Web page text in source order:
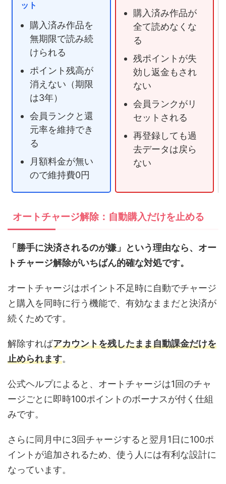
ット
購入済み作品を
無期限で読み続
けられる
ポイント残高が
消えない（期限
は3年）
会員ランクと還
元率を維持でき
る
月額料金が無い
ので維持費0円
購入済み作品が
全て読めなくな
る
残ポイントが失
効し返金もされ
ない
会員ランクがリ
セットされる
再登録しても過
去データは戻ら
ない
オートチャージ解除：自動購入だけを止める
「勝手に決済されるのが嫌」という理由なら、オー
トチャージ解除がいちばん的確な対処です。
オートチャージはポイント不足時に自動でチャージ
と購入を同時に行う機能で、有効なままだと決済が
続くためです。
解除すればアカウントを残したまま自動課金だけを
止められます。
公式ヘルプによると、オートチャージは1回のチャ
ージごとに即時100ポイントのボーナスが付く仕組
みです。
さらに同月中に3回チャージすると翌月1日に100ポ
イントが追加されるため、使う人には有利な設計に
なっています。